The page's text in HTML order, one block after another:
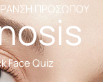
ΠΡΟΣΩΠΟΥ
Face Quiz